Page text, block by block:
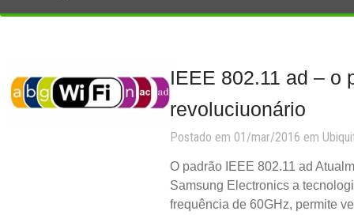
IEEE 802.11 ad – o
revoluciuonário
Postado em 01/mar/2016 em
O padrão IEEE 802.11 ad
Samsung Electronics a
frequência de 60GHz, permite